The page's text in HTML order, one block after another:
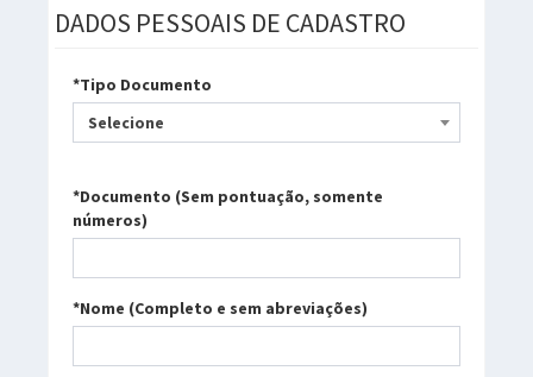
DADOS PESSOAIS DE CADASTRO
*Tipo Documento
Selecione
*Documento (Sem pontuação, somente
números)
*Nome (Completo e sem abreviações)